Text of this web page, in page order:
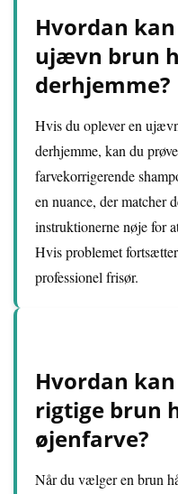
Hvordan
ujævn brun
derhjemme?
Hvis du oplever en
derhjemme, kan du
farvekorrigerende
en nuance, der matcher
instruktionerne nøje for
Hvis problemet
professionel frisør.
Hvordan
rigtige brun
øjenfarve?
Når du vælger en brun